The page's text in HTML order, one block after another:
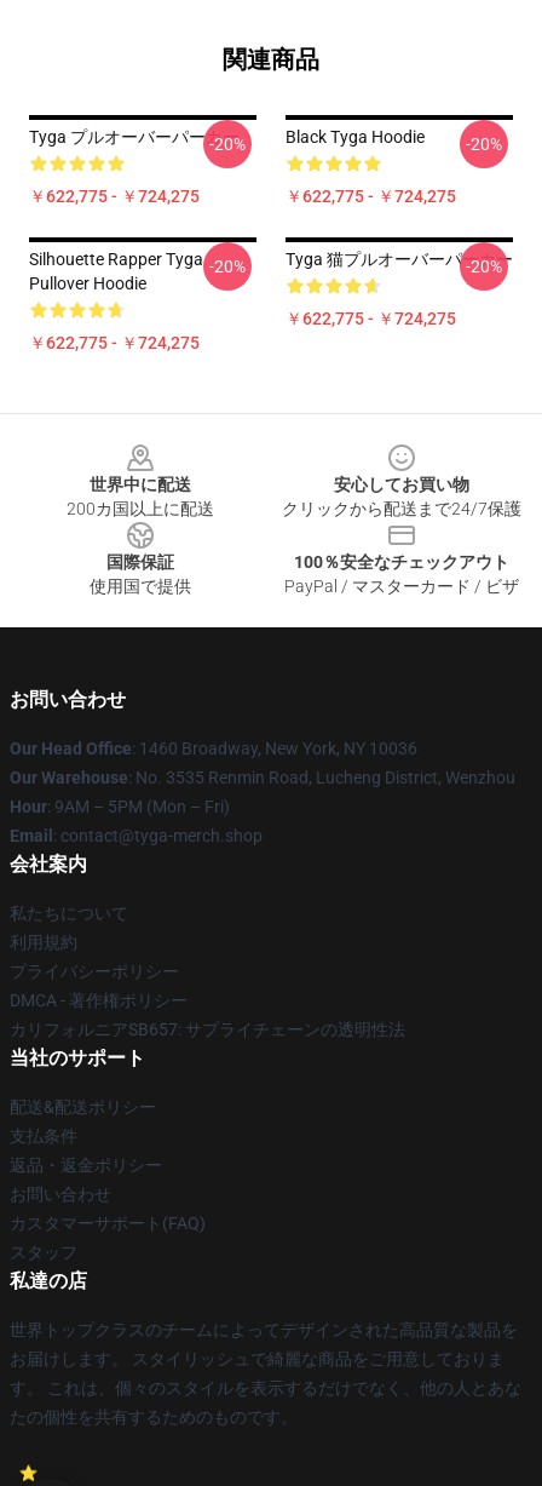
関連商品
Tyga プルオーバーパーカー
￥622,775 - ￥724,275
-20% Black Tyga Hoodie
￥622,775 - ￥724,275
-20%
Silhouette Rapper Tyga
Pullover Hoodie
￥622,775 - ￥724,275
-20% Tyga 猫プルオーバーパーカー
￥622,775 - ￥724,275
-20%
世界中に配送
200カ国以上に配送
安心してお買い物
クリックから配送まで24/7保護
国際保証
使用国で提供
100％安全なチェックアウト
PayPal / マスターカード / ビザ
お問い合わせ
Our Head Office: 1460 Broadway, New York, NY 10036
Our Warehouse: No. 3535 Renmin Road, Lucheng District, Wenzhou
Hour: 9AM – 5PM (Mon – Fri)
Email : contact@tyga-merch.shop
会社案内
私たちについて
利用規約
プライバシーポリシー
DMCA - 著作権ポリシー
カリフォルニアSB657: サプライチェーンの透明性法
当社のサポート
配送&配送ポリシー
支払条件
返品・返金ポリシー
お問い合わせ
カスタマーサポート(FAQ)
スタッフ
私達の店
世界トップクラスのチームによってデザインされた高品質な製品を
お届けします。 スタイリッシュで綺麗な商品をご用意しておりま
す。 これは、個々のスタイルを表示するだけでなく、他の人とあな
たの個性を共有するためのものです。